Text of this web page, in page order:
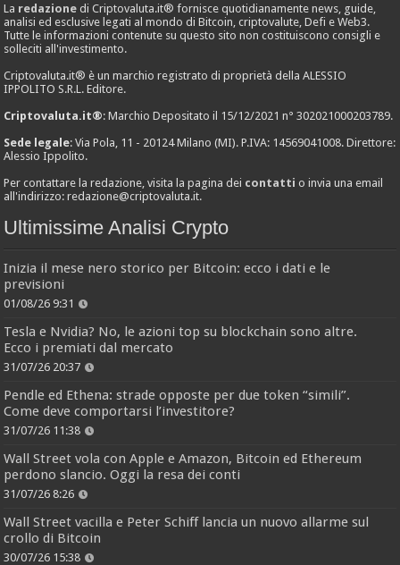
La redazione di Criptovaluta.it® fornisce quotidianamente news, guide,
analisi ed esclusive legati al mondo di Bitcoin, criptovalute, Defi e Web3.
Tutte le informazioni contenute su questo sito non costituiscono consigli e
solleciti all'investimento.
Criptovaluta.it® è un marchio registrato di proprietà della ALESSIO
IPPOLITO S.R.L. Editore.
Criptovaluta.it®: Marchio Depositato il 15/12/2021 n° 302021000203789.
Sede legale: Via Pola, 11 - 20124 Milano (MI). P.IVA: 14569041008. Direttore:
Alessio Ippolito.
Per contattare la redazione, visita la pagina dei contatti o invia una email
all'indirizzo:redazione@criptovaluta.it.
Ultimissime Analisi Crypto
Inizia il mese nero storico per Bitcoin: ecco i dati e le
previsioni
01/08/26 9:31
Tesla e Nvidia? No, le azioni top su blockchain sono altre.
Ecco i premiati dal mercato
31/07/26 20:37
Pendle ed Ethena: strade opposte per due token “simili”.
Come deve comportarsi l’investitore?
31/07/26 11:38
Wall Street vola con Apple e Amazon, Bitcoin ed Ethereum
perdono slancio. Oggi la resa dei conti
31/07/26 8:26
Wall Street vacilla e Peter Schiff lancia un nuovo allarme sul
crollo di Bitcoin
30/07/26 15:38